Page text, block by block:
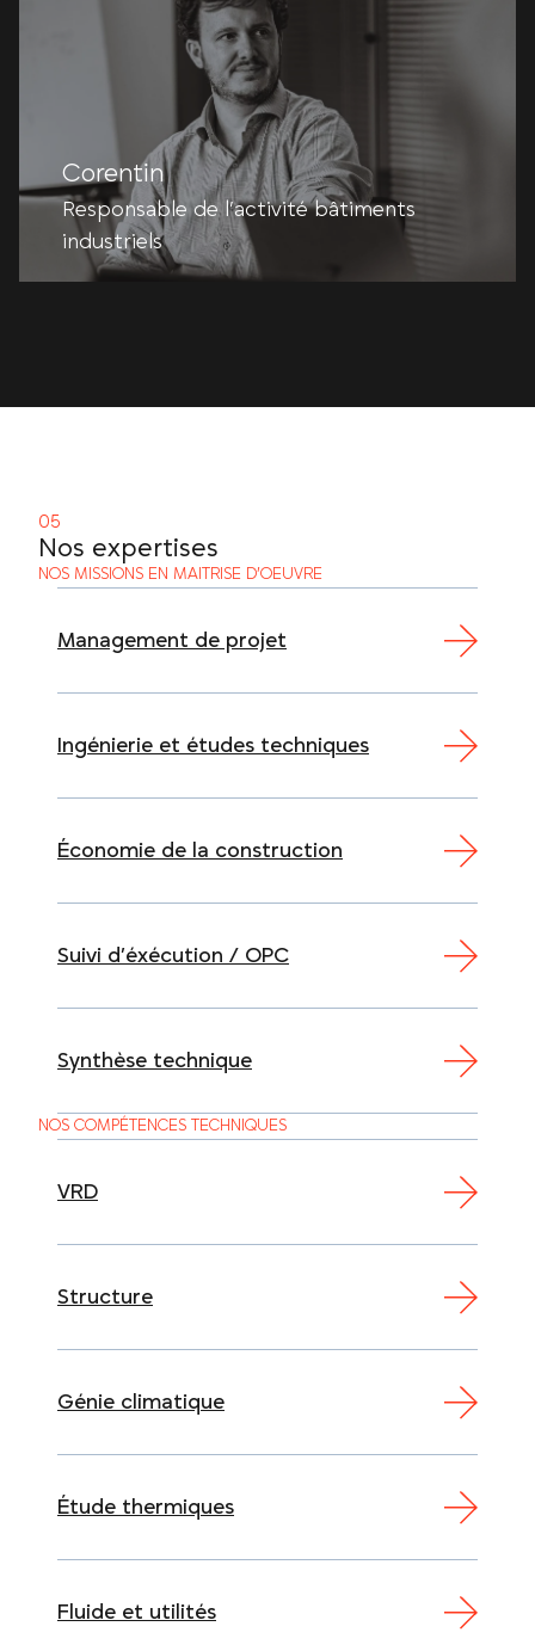
Corentin
Responsable de l’activité bâtiments
industriels
Nos expertises
NOS MISSIONS EN MAITRISE D’OEUVRE
Management de projet
Ingénierie et études techniques
Économie de la construction
Suivi d’éxécution / OPC
Synthèse technique
NOS COMPÉTENCES TECHNIQUES
VRD
Structure
Génie climatique
Étude thermiques
Fluide et utilités